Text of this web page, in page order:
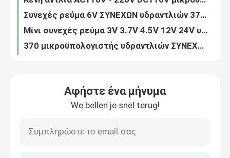
Έλεγχος ποιότητας
Επικοινωνήστε μαζί μας
Μίνι συνεχές ρεύμα 3V 3.7V 4.5V 12V 24V υδραντλιών ΣΥΝΕΧΩΝ μηχανών για τη μηχανή κατανάλωσης νερού
370 μικροϋπολογιστής υδραντλιών ΣΥΝΕΧΏΝ μηχανών 12V 24V 6V για το ιατρικό οξυγόνο
Συνεχές ρεύμα διαφραγμάτων 12V 24V υδραντλιών μικροϋπολογιστών αναρρόφησης για Oxygenerator
Αφήστε ένα μήνυμα
We bellen je snel terug!